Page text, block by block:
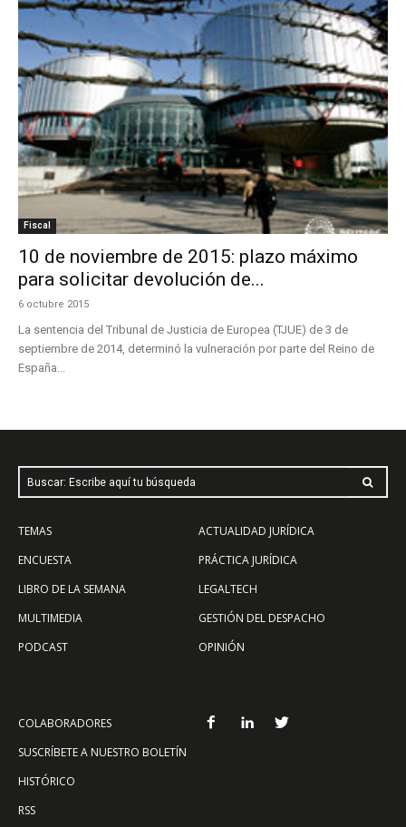
Fiscal
10 de noviembre de 2015: plazo máximo
para solicitar devolución de...
6 octubre 2015
La sentencia del Tribunal de Justicia de Europea (TJUE) de 3 de
septiembre de 2014, determinó la vulneración por parte del Reino de
España...
Buscar: Escribe aquí tu búsqueda
TEMAS
ENCUESTA
LIBRO DE LA SEMANA
MULTIMEDIA
PODCAST
ACTUALIDAD JURÍDICA
PRÁCTICA JURÍDICA
LEGALTECH
GESTIÓN DEL DESPACHO
OPINIÓN
COLABORADORES
SUSCRÍBETE A NUESTRO BOLETÍN
HISTÓRICO
RSS